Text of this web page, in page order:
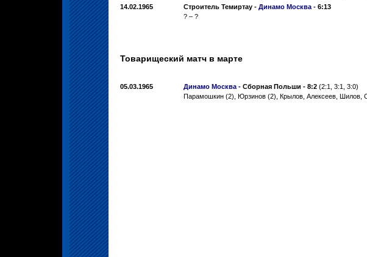
14.02.1965
Строитель Темиртау - Динамо Москва - 6:13
? – ?
Товарищеский матч в марте
05.03.1965 Динамо Москва - Сборная Польши - 8:2 (2:1, 3:1, 3:0)
Парамошкин (2), Юрзинов (2), Крылов, Алексеев, Шилов,